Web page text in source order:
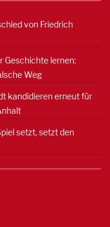
von Friedrich
Geschichte lernen:
Weg
kandidieren erneut für
setzt, setzt den